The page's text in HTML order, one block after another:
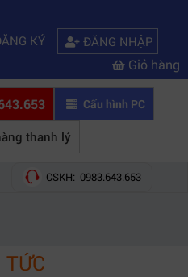
KÝ ĐĂNG NHẬP
Giỏ hàng
Cấu hình PC
thanh lý
CSKH: 0983.643.653